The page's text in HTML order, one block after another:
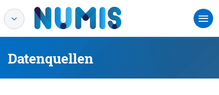
Datenquellen